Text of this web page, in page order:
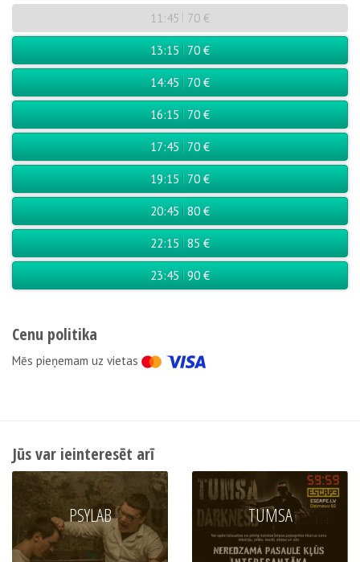
11:45 70 €
13:15 70 €
14:45 70 €
16:15 70 €
17:45 70 €
19:15 70 €
20:45 80 €
22:15 85 €
23:45 90 €
Cenu politika
Мēs pieņemam uz vietas
Jūs var ieinteresēt arī
PSYLAB TUMSA